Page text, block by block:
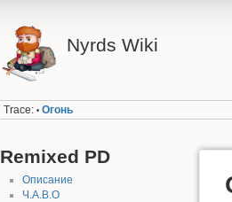
Nyrds Wiki
Trace: • Огонь
Remixed PD
Описание
Ч.А.В.О